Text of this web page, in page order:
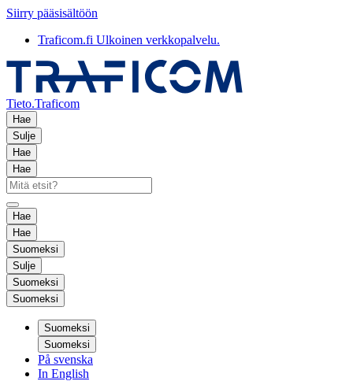
Siirry pääsisältöön
Traficom.fi Ulkoinen verkkopalvelu.
Tieto.Traficom
Hae
Sulje
Hae
Hae
Hae
Hae
Suomeksi
Sulje
Suomeksi
Suomeksi
Suomeksi
Suomeksi
På svenska
In English